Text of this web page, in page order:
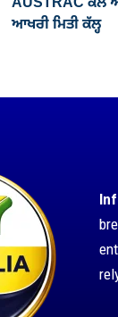
AUSTRAC ਕੋਲ
ਆਖਰੀ ਮਿਤੀ ਕੱਲ੍ਹ